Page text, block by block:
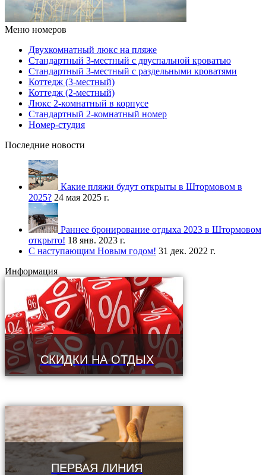
Меню номеров
Двухкомнатный люкс на пляже
Стандартный 3-местный с двуспальной кроватью
Стандартный 3-местный с раздельными кроватями
Коттедж (3-местный)
Коттедж (2-местный)
Люкс 2-комнатный в корпусе
Стандартный 2-комнатный номер
Номер-студия
Последние новости
Какие пляжи будут открыты в Штормовом в
2025? 24 мая 2025 г.
Раннее бронирование отдыха 2023 в Штормовом
открыто! 18 янв. 2023 г.
С наступающим Новым годом! 31 дек. 2022 г.
Информация
СКИДКИ НА ОТДЫХ
ПЕРВАЯ ЛИНИЯ